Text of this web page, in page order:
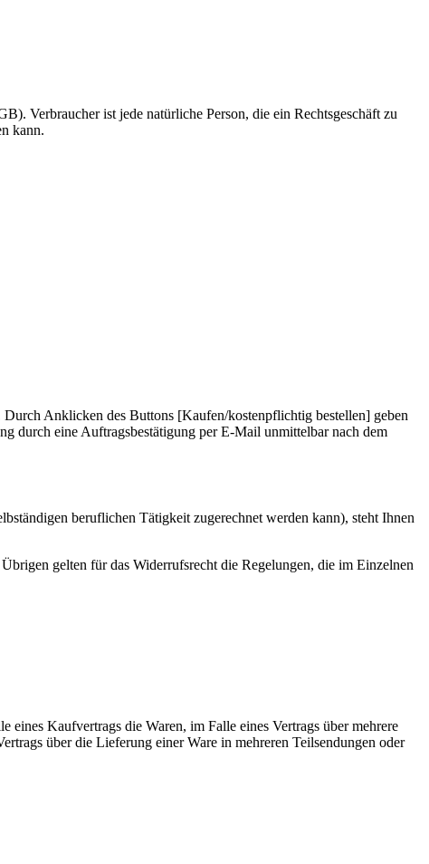
Verbraucher ist jede natürliche Person, die ein Rechtsgeschäft zu
kann.
Anklicken des Buttons [Kaufen/kostenpflichtig bestellen] geben
durch eine Auftragsbestätigung per E-Mail unmittelbar nach dem
beruflichen Tätigkeit zugerechnet werden kann), steht Ihnen
gelten für das Widerrufsrecht die Regelungen, die im Einzelnen
Kaufvertrags die Waren, im Falle eines Vertrags über mehrere
über die Lieferung einer Ware in mehreren Teilsendungen oder